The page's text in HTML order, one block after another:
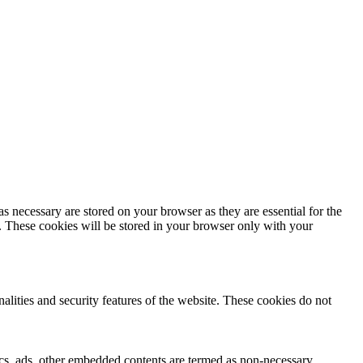
are stored on your browser as they are essential for the
These cookies will be stored in your browser only with your
and security features of the website. These cookies do not
other embedded contents are termed as non-necessary